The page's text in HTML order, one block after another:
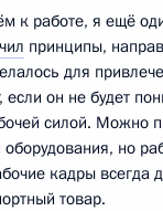
2011 года,
Дмитрия
года, 10:00 Сочи
к работе, я ещё
принципы,
для
он не будет
силой. Можно
но
кадры
товар.